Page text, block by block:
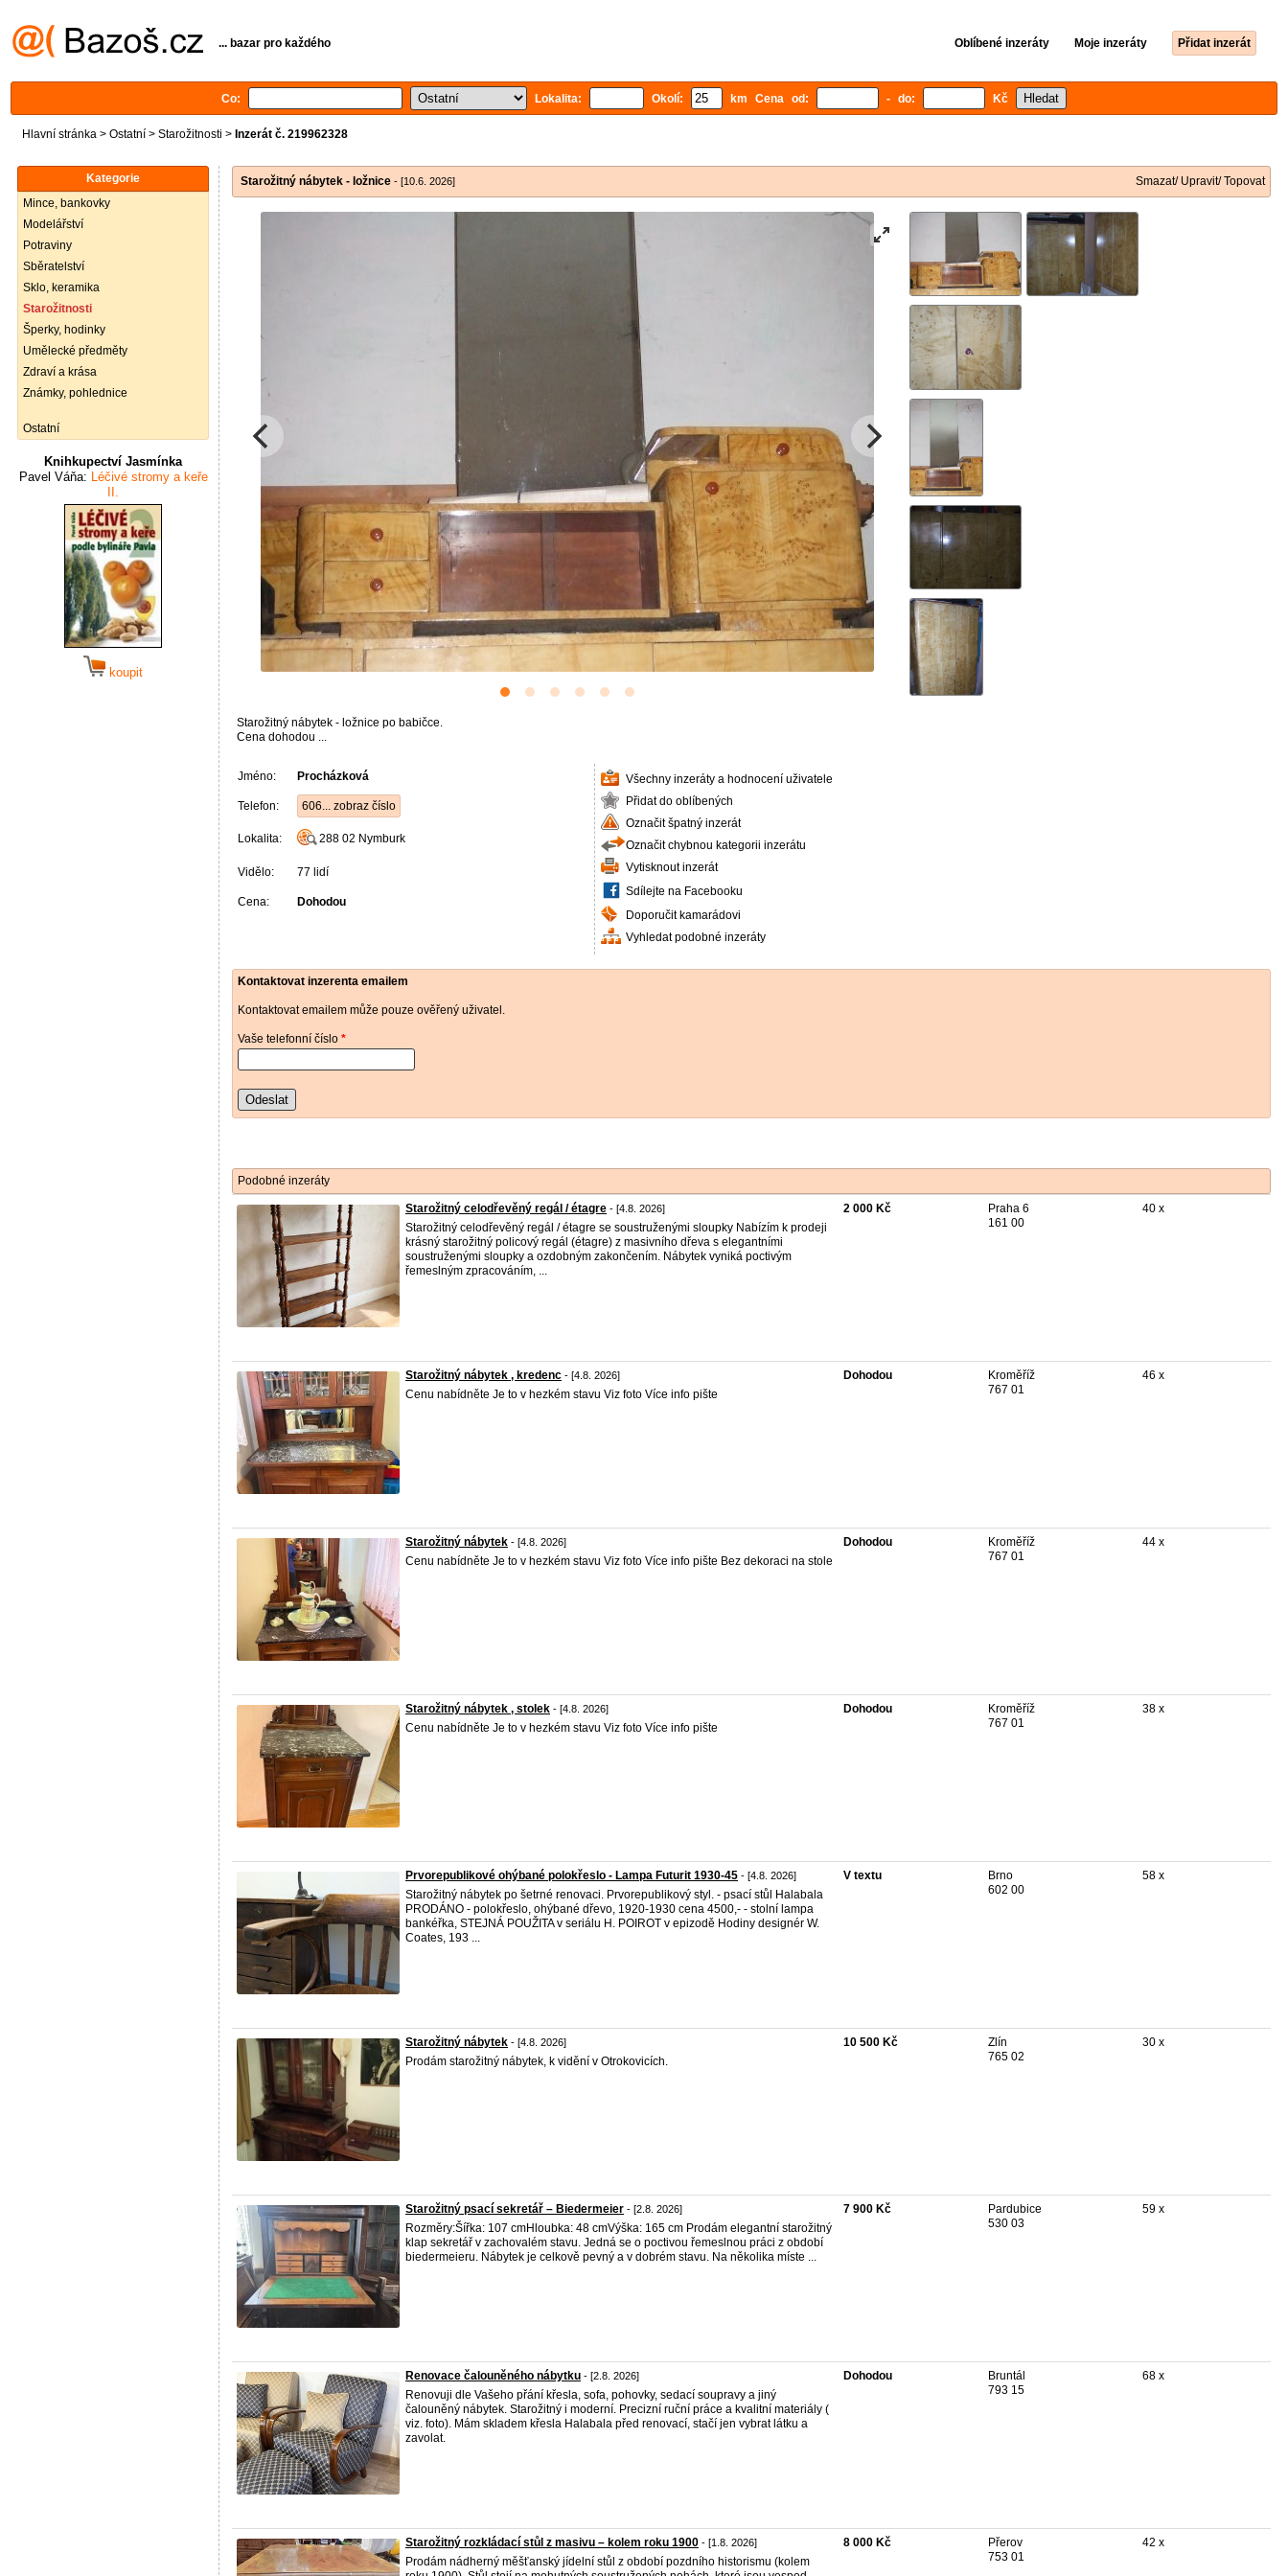
... bazar pro každého Oblíbené inzeráty Moje inzeráty Přidat inzerát
Co: Lokalita: Okolí: km Cena od: - do: Kč
Hlavní stránka > Ostatní > Starožitnosti > Inzerát č. 219962328
Kategorie
Mince, bankovky
Modelářství
Potraviny
Sběratelství
Sklo, keramika
Starožitnosti
Šperky, hodinky
Umělecké předměty
Zdraví a krása
Známky, pohlednice
Ostatní
Knihkupectví Jasmínka
Pavel Váňa: Léčivé stromy a keře
II.
koupit
Starožitný nábytek - ložnice - [10.6. 2026] Smazat/ Upravit/ Topovat
Starožitný nábytek - ložnice po babičce.
Cena dohodou ...
Jméno: Procházková
Telefon: 606... zobraz číslo
Lokalita: 288 02 Nymburk
Vidělo: 77 lidí
Cena: Dohodou
Všechny inzeráty a hodnocení uživatele
Přidat do oblíbených
Označit špatný inzerát
Označit chybnou kategorii inzerátu
Vytisknout inzerát
Sdílejte na Facebooku
Doporučit kamarádovi
Vyhledat podobné inzeráty
Kontaktovat inzerenta emailem
Kontaktovat emailem může pouze ověřený uživatel.
Vaše telefonní číslo *
Odeslat
Podobné inzeráty
Starožitný celodřevěný regál / étagre - [4.8. 2026]
Starožitný celodřevěný regál / étagre se soustruženými sloupky Nabízím k prodeji
krásný starožitný policový regál (étagre) z masivního dřeva s elegantními
soustruženými sloupky a ozdobným zakončením. Nábytek vyniká poctivým
řemeslným zpracováním, ...
2 000 Kč
Praha 6
161 00
40 x
Starožitný nábytek , kredenc - [4.8. 2026]
Cenu nabídněte Je to v hezkém stavu Viz foto Více info pište
Dohodou
Kroměříž
767 01
46 x
Starožitný nábytek - [4.8. 2026]
Cenu nabídněte Je to v hezkém stavu Viz foto Více info pište Bez dekoraci na stole
Dohodou
Kroměříž
767 01
44 x
Starožitný nábytek , stolek - [4.8. 2026]
Cenu nabídněte Je to v hezkém stavu Viz foto Více info pište
Dohodou
Kroměříž
767 01
38 x
Prvorepublikové ohýbané polokřeslo - Lampa Futurit 1930-45 - [4.8. 2026]
Starožitný nábytek po šetrné renovaci. Prvorepublikový styl. - psací stůl Halabala
PRODÁNO - polokřeslo, ohýbané dřevo, 1920-1930 cena 4500,- - stolní lampa
bankéřka, STEJNÁ POUŽITA v seriálu H. POIROT v epizodě Hodiny designér W.
Coates, 193 ...
V textu
Brno
602 00
58 x
Starožitný nábytek - [4.8. 2026]
Prodám starožitný nábytek, k vidění v Otrokovicích.
10 500 Kč
Zlín
765 02
30 x
Starožitný psací sekretář – Biedermeier - [2.8. 2026]
Rozměry:Šířka: 107 cmHloubka: 48 cmVýška: 165 cm Prodám elegantní starožitný
klap sekretář v zachovalém stavu. Jedná se o poctivou řemeslnou práci z období
biedermeieru. Nábytek je celkově pevný a v dobrém stavu. Na několika míste ...
7 900 Kč
Pardubice
530 03
59 x
Renovace čalouněného nábytku - [2.8. 2026]
Renovuji dle Vašeho přání křesla, sofa, pohovky, sedací soupravy a jiný
čalouněný nábytek. Starožitný i moderní. Precizní ruční práce a kvalitní materiály (
viz. foto). Mám skladem křesla Halabala před renovací, stačí jen vybrat látku a
zavolat.
Dohodou
Bruntál
793 15
68 x
Starožitný rozkládací stůl z masivu – kolem roku 1900 - [1.8. 2026]
Prodám nádherný měšťanský jídelní stůl z období pozdního historismu (kolem
8 000 Kč
Přerov
753 01
42 x